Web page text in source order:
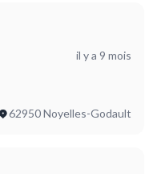
il y a 9 mois
62950 Noyelles-Godault